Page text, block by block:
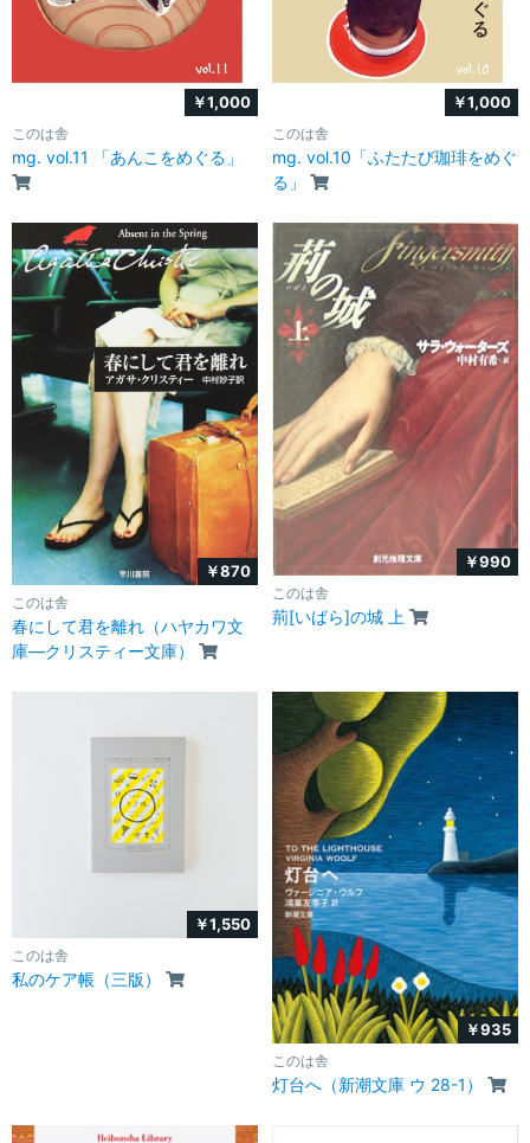
￥1,000
このは舎
mg. vol.11 「あんこをめぐる」
￥1,000
このは舎
mg. vol.10「ふたたび珈琲をめぐ
る」
￥870
このは舎
春にして君を離れ（ハヤカワ文
庫―クリスティー文庫）
￥990
このは舎
荊[いばら]の城 上
￥1,550
このは舎
私のケア帳（三版）
￥935
このは舎
灯台へ（新潮文庫 ウ 28-1）